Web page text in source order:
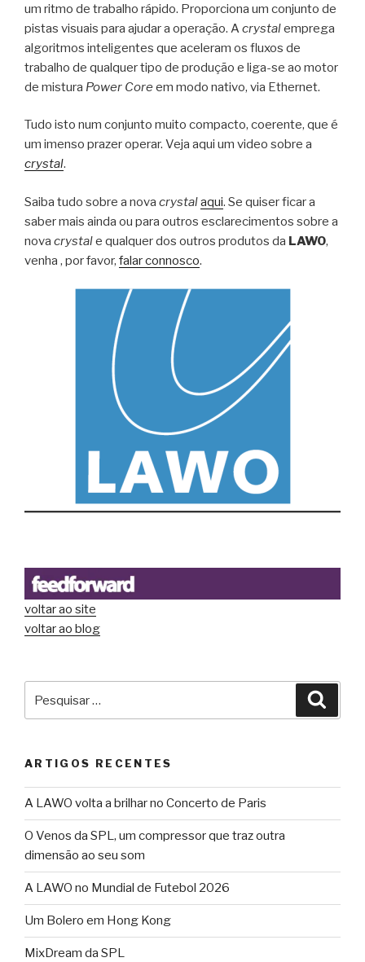
um ritmo de trabalho rápido. Proporciona um conjunto de
pistas visuais para ajudar a operação. Acrystalemprega
algoritmos inteligentes que aceleram os fluxos de
trabalho de qualquer tipo de produção e liga-se ao motor
de mistura Power Core em modo nativo, via Ethernet.
Tudo isto num conjunto muito compacto, coerente, que é
um imenso prazer operar. Veja aqui um video sobre a
crystal.
Saiba tudo sobre a nova crystalaqui. Se quiser ficar a
saber mais ainda ou para outros esclarecimentos sobre a
nova crystale qualquer dos outros produtos da LAWO,
venha , por favor, falar connosco.
voltar ao site
voltar ao blog
por:
ARTIGOS RECENTES
A LAWO volta a brilhar no Concerto de Paris
O Venos da SPL, um compressor que traz outra
dimensão ao seu som
A LAWO no Mundial de Futebol 2026
Um Bolero em Hong Kong
MixDream da SPL